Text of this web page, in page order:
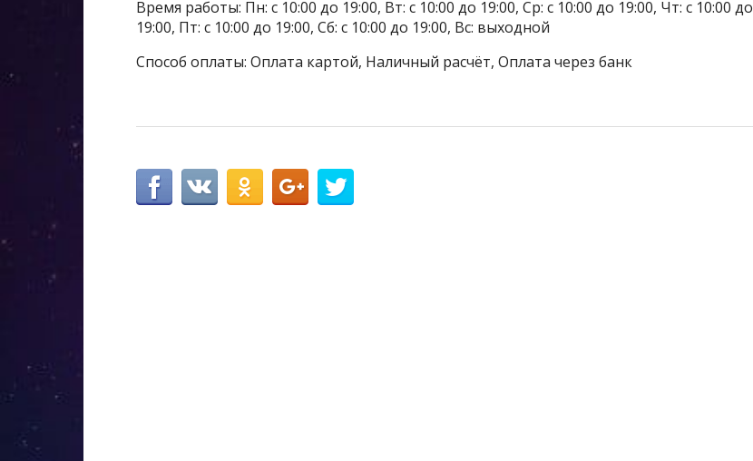
Время работы: Пн: с 10:00 до 19:00, Вт: с 10:00 до 19:00, Ср: с 10:00 до 19:00, Чт: с 10:00 до
19:00, Пт: с 10:00 до 19:00, Сб: с 10:00 до 19:00, Вс: выходной
Способ оплаты: Оплата картой, Наличный расчёт, Оплата через банк